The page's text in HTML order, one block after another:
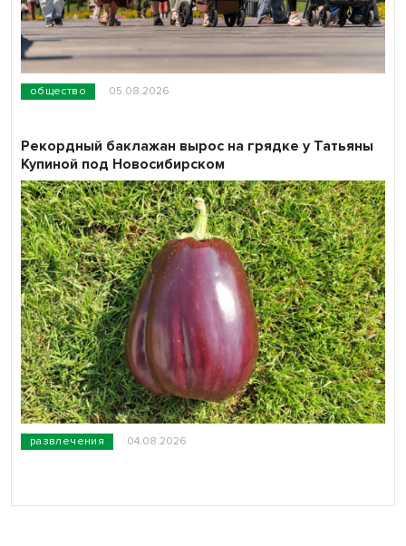
общество 05.08.2026
развлечения 04.08.2026
Рекордный баклажан вырос на грядке у Татьяны
Купиной под Новосибирском